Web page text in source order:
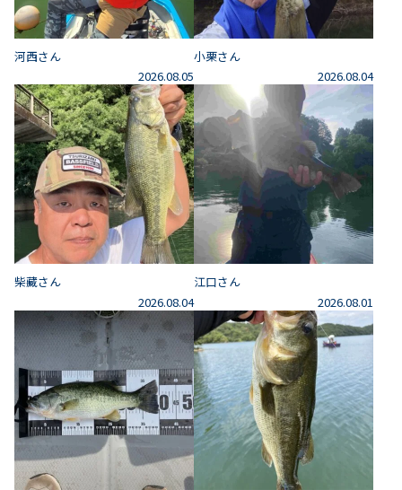
河西さん
2026.08.05
小栗さん
2026.08.04
柴藏さん
2026.08.04
江口さん
2026.08.01